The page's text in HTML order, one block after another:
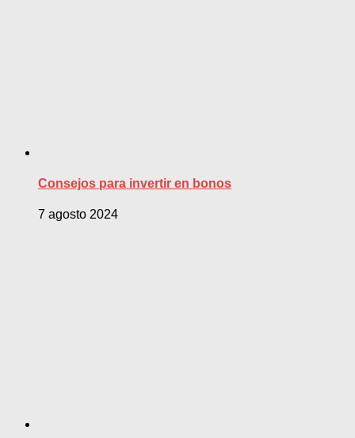
Consejos para invertir en bonos
7 agosto 2024